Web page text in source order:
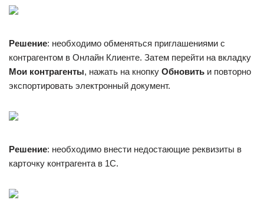
Решение: необходимо обменяться приглашениями с
контрагентом в Онлайн Клиенте. Затем перейти на вкладку
Мои контрагенты, нажать на кнопку Обновить и повторно
экспортировать электронный документ.
Решение: необходимо внести недостающие реквизиты в
карточку контрагента в 1С.